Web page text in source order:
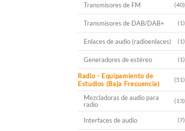
Transmisores de FM (40)
Transmisores de DAB/DAB+ (1)
Enlaces de audio (radioenlaces) (1)
Generadores de estéreo (1)
Radio - Equipamiento de
Estudios (Baja Frecuencia)
(51)
Mezcladoras de audio para
radio
(13)
Interfaces de audio (7)